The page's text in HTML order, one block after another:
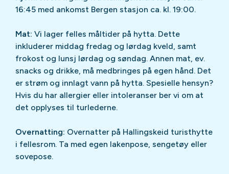
16:45 med ankomst Bergen stasjon ca. kl. 19:00.
Mat: Vi lager felles måltider på hytta. Dette
inkluderer middag fredag og lørdag kveld, samt
frokost og lunsj lørdag og søndag. Annen mat, ev.
snacks og drikke, må medbringes på egen hånd. Det
er strøm og innlagt vann på hytta. Spesielle hensyn?
Hvis du har allergier eller intoleranser ber vi om at
det opplyses til turlederne.
Overnatting: Overnatter på Hallingskeid turisthytte
i fellesrom. Ta med egen lakenpose, sengetøy eller
sovepose.